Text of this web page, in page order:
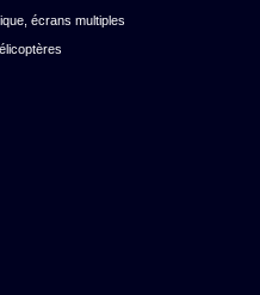
écrans multiples